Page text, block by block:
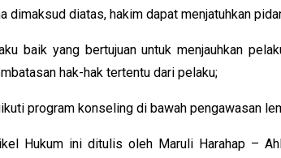
dimaksud diatas, hakim dapat menjatuhkan
baik yang bertujuan untuk menjauhkan
hak-hak tertentu dari pelaku;
program konseling di bawah pengawasan
Hukum ini ditulis oleh Maruli Harahap –